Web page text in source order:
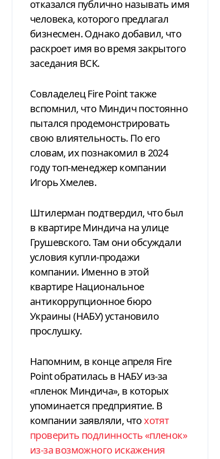
отказался публично называть имя
человека, которого предлагал
бизнесмен. Однако добавил, что
раскроет имя во время закрытого
заседания ВСК.
Совладелец Fire Point также
вспомнил, что Миндич постоянно
пытался продемонстрировать
свою влиятельность. По его
словам, их познакомил в 2024
году топ-менеджер компании
Игорь Хмелев.
Штилерман подтвердил, что был
в квартире Миндича на улице
Грушевского. Там они обсуждали
условия купли-продажи
компании. Именно в этой
квартире Национальное
антикоррупционное бюро
Украины (НАБУ) установило
прослушку.
Напомним, в конце апреля Fire
Point обратилась в НАБУ из-за
«пленок Миндича», в которых
упоминается предприятие. В
компании заявляли, чтохотят
проверить подлинность «пленок»
из-за возможного искажения